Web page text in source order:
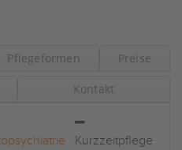
Pflegeformen Preise
Kontakt
Kurzzeitpflege